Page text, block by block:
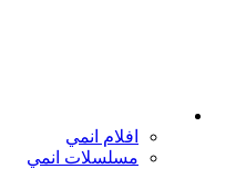
افلام انمي
مسلسلات انمي